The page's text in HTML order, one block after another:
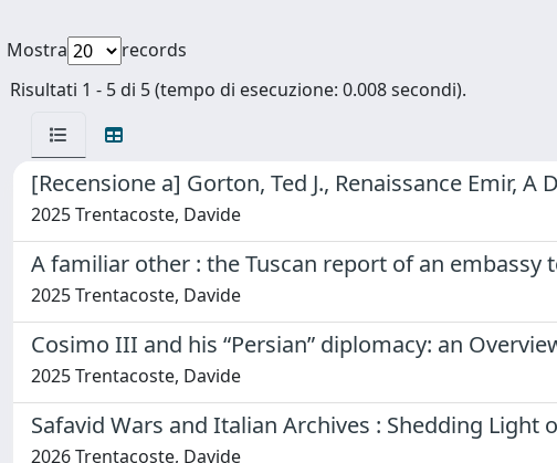
Mostra
records
Risultati 1 - 5 di 5 (tempo di esecuzione: 0.008 secondi).
[Recensione a] Gorton, Ted J., Renaissance Emir,
2025 Trentacoste, Davide
A familiar other : the Tuscan report of an embassy
2025 Trentacoste, Davide
Cosimo III and his “Persian” diplomacy: an
2025 Trentacoste, Davide
Safavid Wars and Italian Archives : Shedding
2026 Trentacoste, Davide